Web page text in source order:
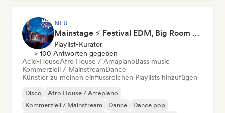
NEU
Mainstage ⚡ Festival EDM, Big Room & House Anthems
Playlist-Kurator
> 100 Antworten gegeben
Acid-HouseAfro House / AmapianoBass music
Kommerziell / MainstreamDance
Künstler zu meinen einflussreichen Playlists hinzufügen
Disco
Afro House / Amapiano
Kommerziell / Mainstream
Dance
Dance pop